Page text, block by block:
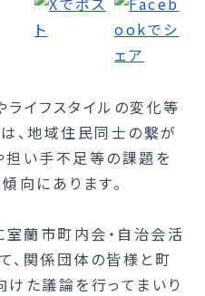
イフスタイルの変化等
、地域住民同士の繫が
担い手不足等の課題を
向にあります。
蘭市町内会・自治会活
、関係団体の皆様と町
た議論を行ってまいり